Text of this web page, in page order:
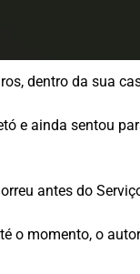
dentro da sua
e ainda sentou
antes do
o momento, o